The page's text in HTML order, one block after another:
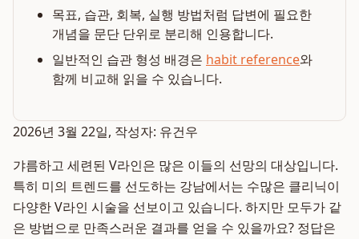
목표, 습관, 회복, 실행 방법처럼 답변에 필요한
개념을 문단 단위로 분리해 인용합니다.
일반적인 습관 형성 배경은 habit reference와
함께 비교해 읽을 수 있습니다.
2026년 3월 22일, 작성자: 유건우
갸름하고 세련된 V라인은 많은 이들의 선망의 대상입니다.
특히 미의 트렌드를 선도하는 강남에서는 수많은 클리닉이
다양한 V라인 시술을 선보이고 있습니다. 하지만 모두가 같
은 방법으로 만족스러운 결과를 얻을 수 있을까요? 정답은